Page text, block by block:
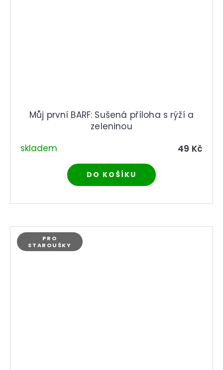
Můj první BARF: Sušená příloha s rýží a
zeleninou
skladem
49 Kč
DO KOŠÍKU
PRO
STAROUŠKY